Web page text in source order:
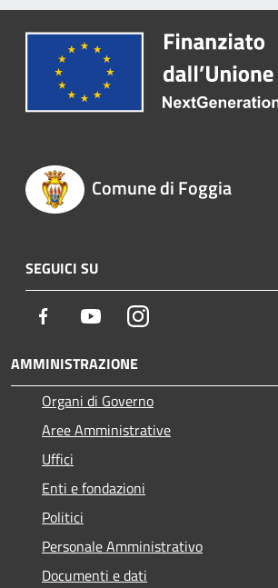
Comune di Foggia
SEGUICI SU
Facebook YoutubeInstagram
AMMINISTRAZIONE
Organi di Governo
Aree Amministrative
Uffici
Enti e fondazioni
Politici
Personale Amministrativo
Documenti e dati